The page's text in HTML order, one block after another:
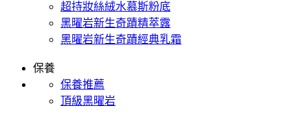
超持妝絲絨水慕斯粉底
黑曜岩新生奇蹟精萃露
黑曜岩新生奇蹟經典乳霜
保養
保養推薦
頂級黑曜岩